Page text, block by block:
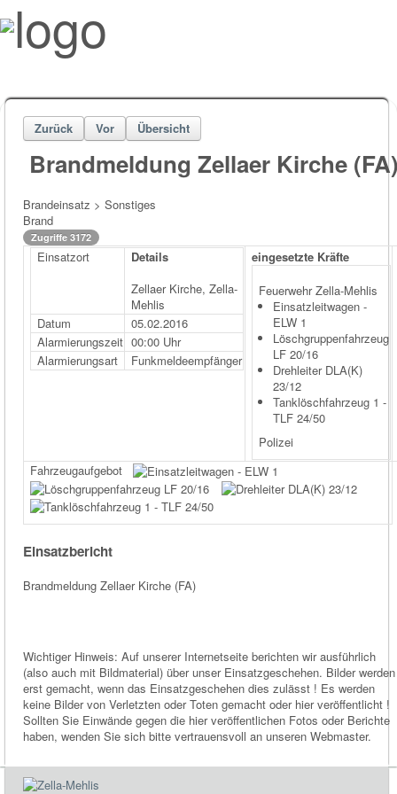
Zurück Vor Übersicht
Brandmeldung Zellaer Kirche
Brandeinsatz > Sonstiges
Brand
Zugriffe 3172
Einsatzort
Details
Zellaer Kirche, Zella-
Mehlis
Datum
05.02.2016
Alarmierungszeit 00:00 Uhr
Alarmierungsart
Funkmeldeempfänger
eingesetzte Kräfte
Feuerwehr Zella-Mehlis
Einsatzleitwagen -
ELW 1
Löschgruppenfahrzeug
LF 20/16
Drehleiter DLA(K)
23/12
Tanklöschfahrzeug 1 -
TLF 24/50
Polizei
Fahrzeugaufgebot
Einsatzbericht
Brandmeldung Zellaer Kirche (FA)
Wichtiger Hinweis: Auf unserer Internetseite berichten wir ausführlich
(also auch mit Bildmaterial) über unser Einsatzgeschehen. Bilder werden
erst gemacht, wenn das Einsatzgeschehen dies zulässt ! Es werden
keine Bilder von Verletzten oder Toten gemacht oder hier veröffentlicht !
Sollten Sie Einwände gegen die hier veröffentlichen Fotos oder Berichte
haben, wenden Sie sich bitte vertrauensvoll an unseren Webmaster.